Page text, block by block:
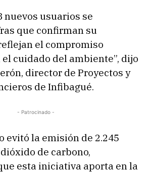
nuevos usuarios se
que confirman su
el compromiso
cuidado del ambiente”, dijo
director de Proyectos y
de Infibagué.
- Patrocinado -
evitó la emisión de 2.245
de carbono,
esta iniciativa aporta en la